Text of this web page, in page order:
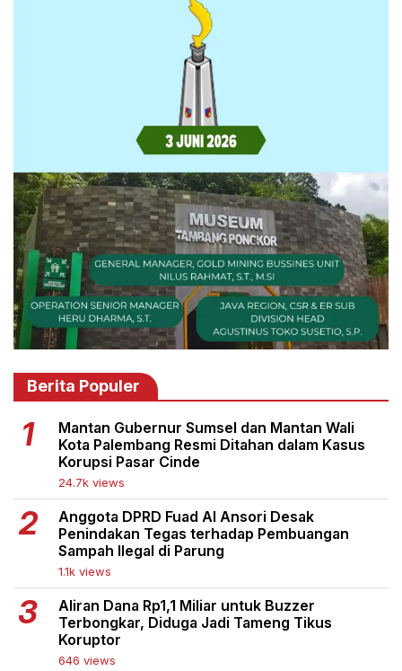
Berita Populer
Mantan Gubernur Sumsel dan Mantan Wali
Kota Palembang Resmi Ditahan dalam Kasus
Korupsi Pasar Cinde
24.7k views
Anggota DPRD Fuad Al Ansori Desak
Penindakan Tegas terhadap Pembuangan
Sampah Ilegal di Parung
1.1k views
Aliran Dana Rp1,1 Miliar untuk Buzzer
Terbongkar, Diduga Jadi Tameng Tikus
Koruptor
646 views